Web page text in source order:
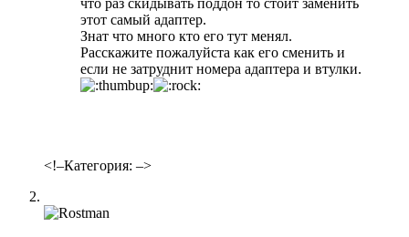
что раз скидывать поддон то стоит заменить
этот самый адаптер.
Знат что много кто его тут менял.
Расскажите пожалуйста как его сменить и
если не затруднит номера адаптера и втулки.
<!–Категория: –>